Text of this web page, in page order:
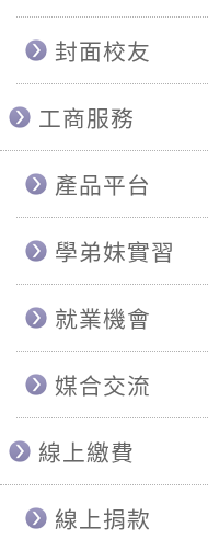
封面校友
工商服務
產品平台
學弟妹實習
就業機會
媒合交流
線上繳費
線上捐款